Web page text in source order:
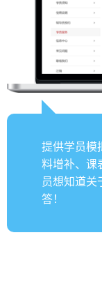
提供学员模
料增补、课
员想知道关
答！